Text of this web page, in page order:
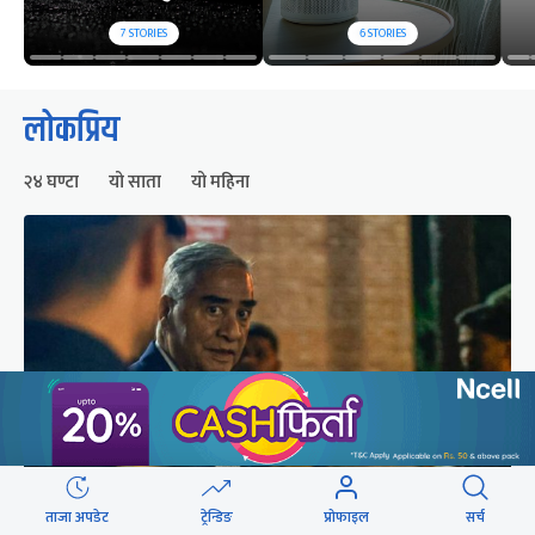
7STORIES 6STORIES
लोकप्रिय
२४ घण्टा यो साता यो महिना
ताजा अपडेट ट्रेन्डिङ प्रोफाइल सर्च